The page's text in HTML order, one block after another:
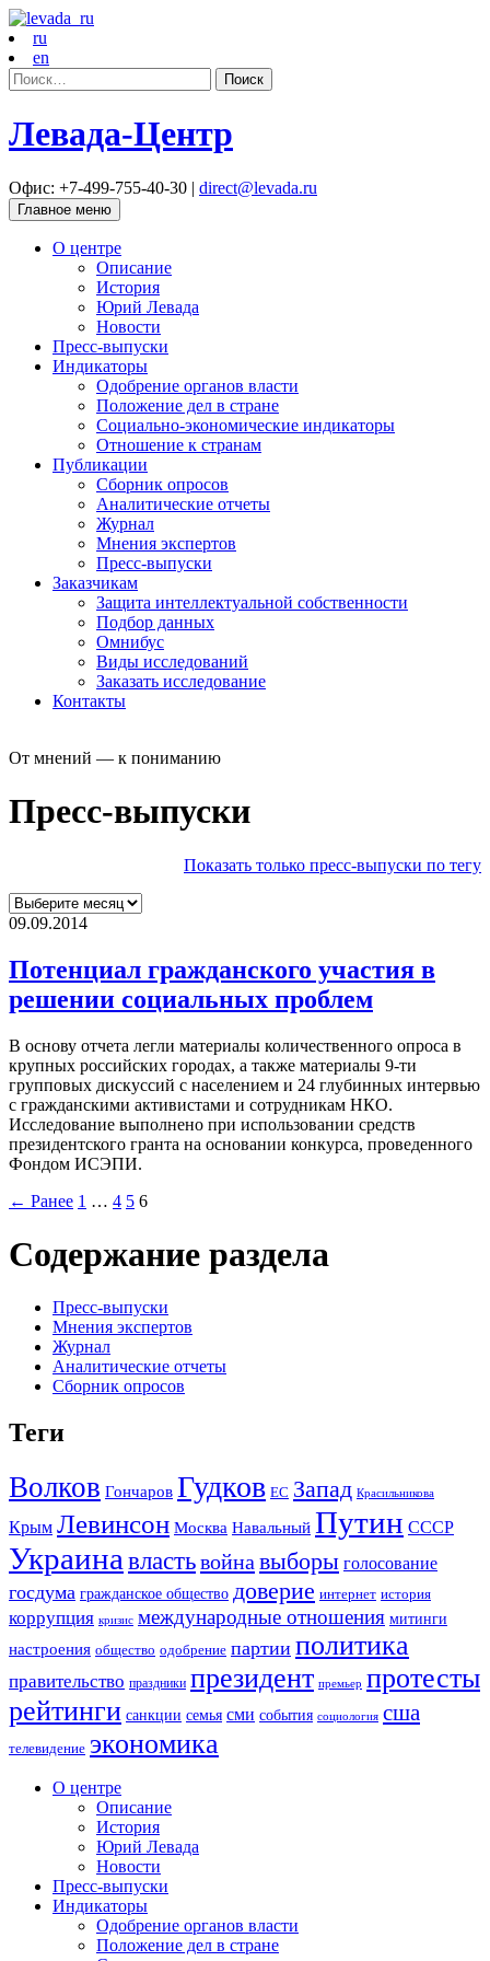
ru
en
Найти:
Левада-Центр
Офис: +7-499-755-40-30 | direct@levada.ru
Главное меню
О центре
Описание
История
Юрий Левада
Новости
Пресс-выпуски
Индикаторы
Одобрение органов власти
Положение дел в стране
Социально-экономические индикаторы
Отношение к странам
Публикации
Сборник опросов
Аналитические отчеты
Журнал
Мнения экспертов
Пресс-выпуски
Заказчикам
Защита интеллектуальной собственности
Подбор данных
Омнибус
Виды исследований
Заказать исследование
Контакты
От мнений — к пониманию
Пресс-выпуски
Показать только пресс-выпуски по тегу
09.09.2014
Потенциал гражданского участия в
решении социальных проблем
В основу отчета легли материалы количественного опроса в
крупных российских городах, а также материалы 9-ти
групповых дискуссий с населением и 24 глубинных интервью
с гражданскими активистами и сотрудникам НКО.
Исследование выполнено при использовании средств
президентского гранта на основании конкурса, проведенного
Фондом ИСЭПИ.
← Ранее 1 … 4 5 6
Содержание раздела
Пресс-выпуски
Мнения экспертов
Журнал
Аналитические отчеты
Сборник опросов
Теги
Волков Гончаров Гудков ЕС Запад Красильникова
Крым Левинсон Москва Навальный Путин СССР
Украина властьвойна выборы голосование
госдума гражданское общество доверие интернет история
коррупция кризис международные отношения митинги
настроения общество одобрение партии политика
правительство праздники президент премьер протесты
рейтинги санкции семья сми события социология сша
телевидение экономика
О центре
Описание
История
Юрий Левада
Новости
Пресс-выпуски
Индикаторы
Одобрение органов власти
Положение дел в стране